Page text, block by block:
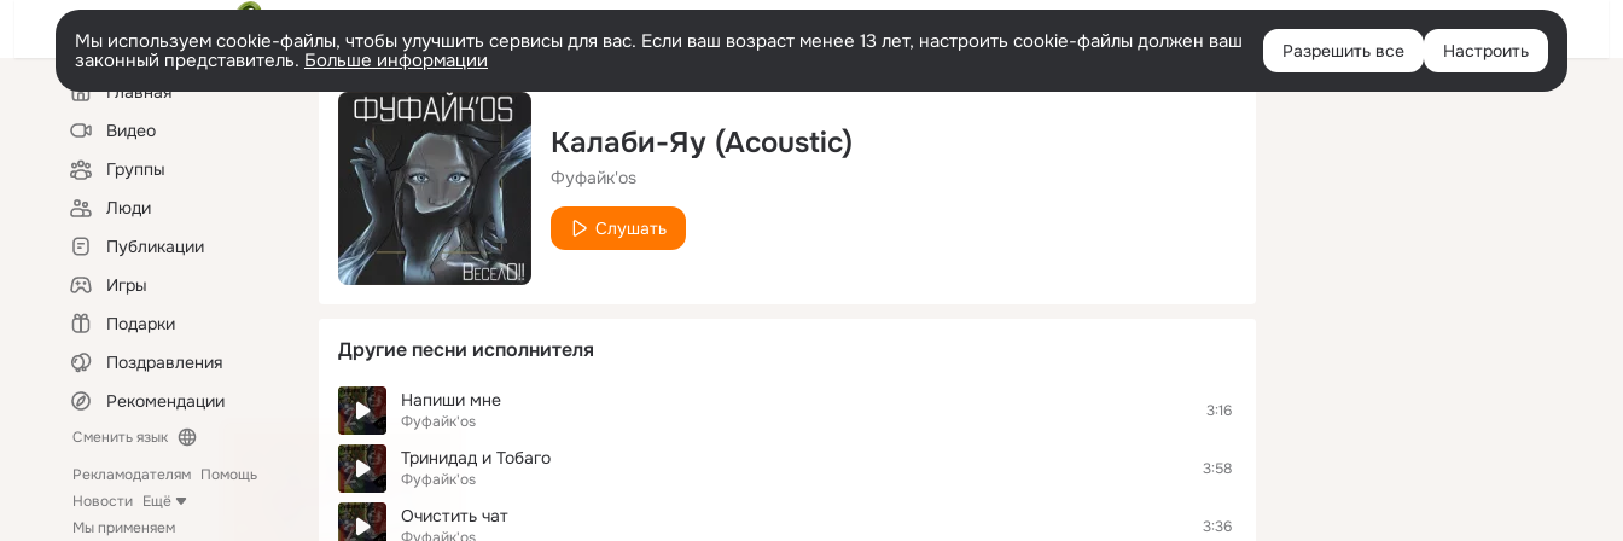
Войти
Мы используем cookie-файлы, чтобы улучшить сервисы для вас. Если ваш возраст менее 13 лет, настроить cookie-файлы должен ваш
законный представитель. Больше информации Разрешить все Настроить
Левая
колонкаГлавная
Видео
Группы
Люди
Публикации
Игры
Подарки
Поздравления
Рекомендации
Сменить язык
Рекламодателям Помощь
Новости Ещё
Мы применяем
Калаби-Яу (Acoustic)
Фуфайк'os
Слушать
Другие песни исполнителя
Напиши мне
Фуфайк'os
3:16
Тринидад и Тобаго
Фуфайк'os
3:58
Очистить чат 3:36